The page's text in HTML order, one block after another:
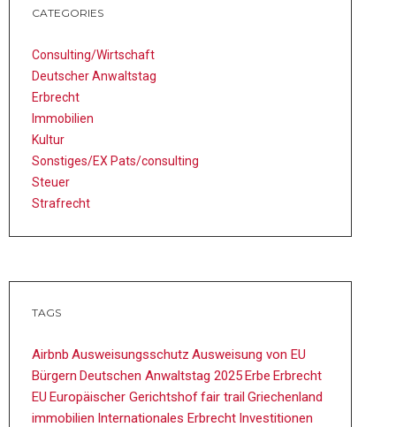
CATEGORIES
Consulting/Wirtschaft
Deutscher Anwaltstag
Erbrecht
Immobilien
Kultur
Sonstiges/EX Pats/consulting
Steuer
Strafrecht
TAGS
Airbnb Ausweisungsschutz Ausweisung von EU
Bürgern Deutschen Anwaltstag 2025Erbe Erbrecht
EU Europäischer Gerichtshoffair trail Griechenland
immobilien Internationales Erbrecht Investitionen